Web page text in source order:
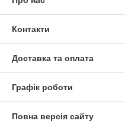
Контакти
Доставка та оплата
Графік роботи
Повна версія сайту